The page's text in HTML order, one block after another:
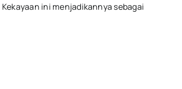
Kekayaan ini menjadikannya sebagai